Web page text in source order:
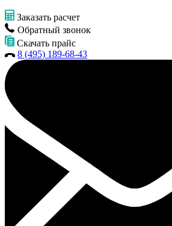
Заказать расчет
Обратный звонок
Скачать прайс
8 (495) 189-68-43